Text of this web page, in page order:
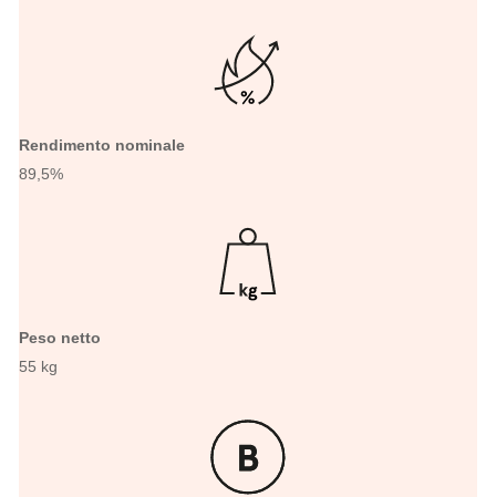
Rendimento nominale
89,5%
Peso netto
55 kg